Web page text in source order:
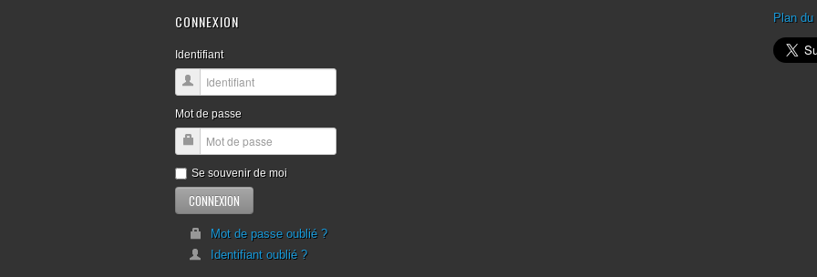
CONNEXION
Identifiant
Mot de passe
Se souvenir de moi
Mot de passe oublié ?
Identifiant oublié ?
Plan